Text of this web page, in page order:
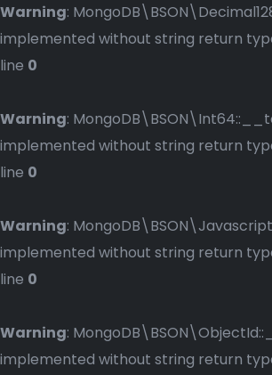
Warning:
implemented without string return
line 0
Warning:
implemented without string return
line 0
Warning:
implemented without string return
line 0
Warning:
implemented without string return